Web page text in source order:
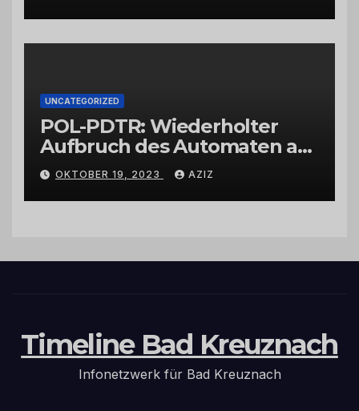
UNCATEGORIZED
POL-PDTR: Wiederholter
Aufbruch des Automaten am
Wohnmobilstellplatz in
Hermeskeil am Labachweg
OKTOBER 19, 2023 AZIZ
Timeline Bad Kreuznach
Infonetzwerk für Bad Kreuznach